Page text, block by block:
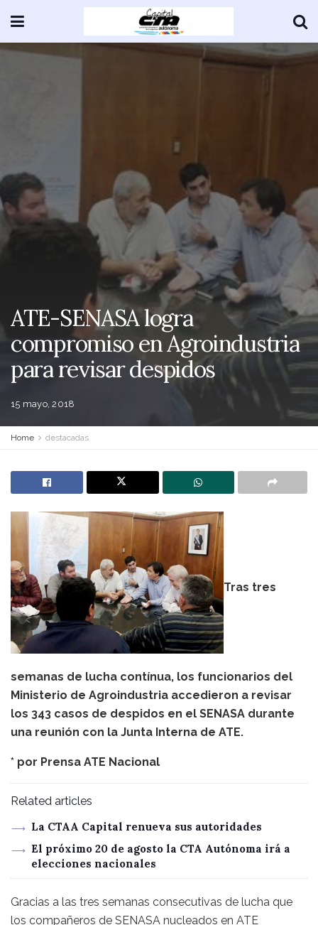
ATE-SENASA logra
compromiso en Agroindustria
para revisar despidos
15 mayo, 2018
Home destacadas
Tras tres
semanas de lucha contínua, los funcionarios del
Ministerio de Agroindustria accedieron a revisar
los 343 casos de despidos en el SENASA durante
una reunión con la Junta Interna de ATE.
* por Prensa ATE Nacional
Related articles
La CTAA Capital renueva sus autoridades
El próximo 20 de agosto la CTA Autónoma irá a
elecciones nacionales
Gracias a las tres semanas consecutivas de lucha que
los compañeros de SENASA nucleados en ATE